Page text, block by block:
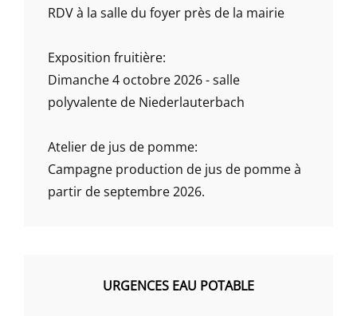
RDV à la salle du foyer près de la mairie
Exposition fruitière:
Dimanche 4 octobre 2026 - salle
polyvalente de Niederlauterbach
Atelier de jus de pomme:
Campagne production de jus de pomme à
partir de septembre 2026.
URGENCES EAU POTABLE